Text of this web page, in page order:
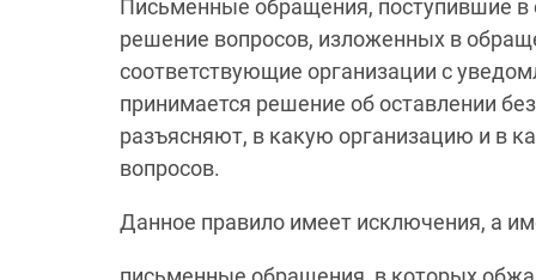
Письменные обращения, поступившие в
решение вопросов, изложенных в
соответствующие организации с
принимается решение об оставлении
разъясняют, в какую организацию и в
вопросов.
Данное правило имеет исключения, а